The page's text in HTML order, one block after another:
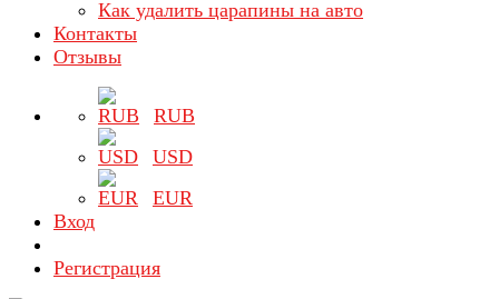
Как удалить царапины на авто
Контакты
Отзывы
RUB
USD
EUR
Вход
Регистрация